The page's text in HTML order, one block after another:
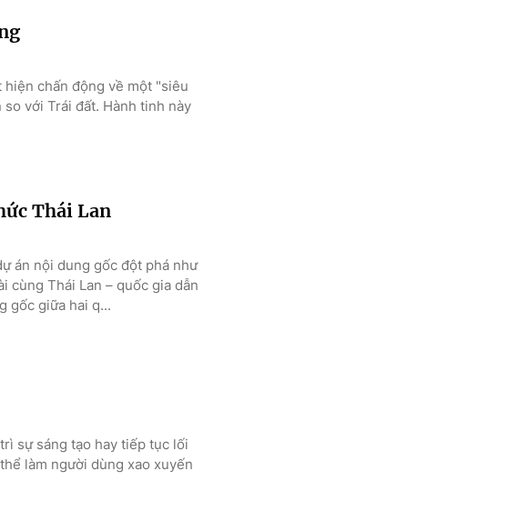
hiện chấn động về một "siêu
với Trái đất. Hành tinh này
Thái Lan
án nội dung gốc đột phá như
cùng Thái Lan – quốc gia dẫn
gốc giữa hai q...
sự sáng tạo hay tiếp tục lối
làm người dùng xao xuyến